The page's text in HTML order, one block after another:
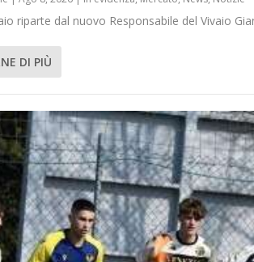
riparte dal nuovo Responsabile del Vivaio
DI PIÙ